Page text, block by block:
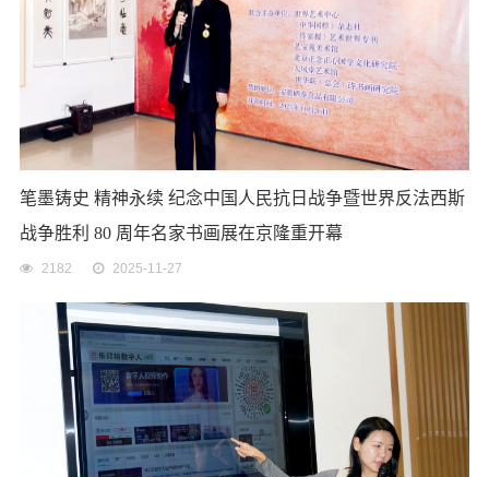
笔墨铸史 精神永续 纪念中国人民抗日战争暨世界反法西斯
战争胜利 80 周年名家书画展在京隆重开幕
2182 2025-11-27